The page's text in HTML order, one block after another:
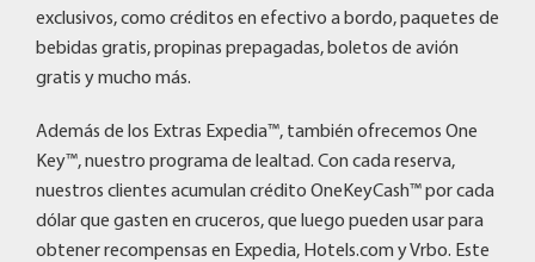
exclusivos, como créditos en efectivo a bordo, paquetes de
bebidas gratis, propinas prepagadas, boletos de avión
gratis y mucho más.
Además de los Extras Expedia™, también ofrecemos One
Key™, nuestro programa de lealtad. Con cada reserva,
nuestros clientes acumulan crédito OneKeyCash™ por cada
dólar que gasten en cruceros, que luego pueden usar para
obtener recompensas en Expedia, Hotels.com y Vrbo. Este